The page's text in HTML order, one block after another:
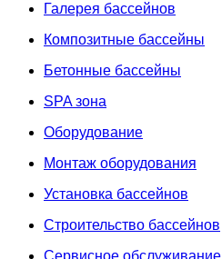
Галерея бассейнов
Композитные бассейны
Бетонные бассейны
SPA зона
Оборудование
Монтаж оборудования
Установка бассейнов
Строительство бассейнов